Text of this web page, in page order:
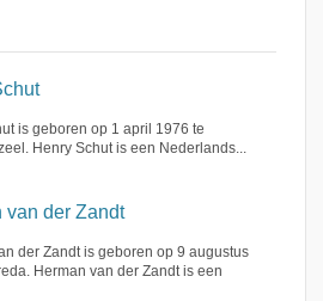
is geboren op 1 april 1976 te
Henry Schut is een Nederlands...
van der Zandt
der Zandt is geboren op 9 augustus
Herman van der Zandt is een